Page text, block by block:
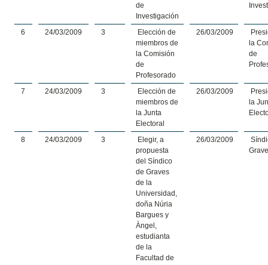
de
Investigación
6 24/03/2009 3
Elección de
miembros de
la Comisión
de
Profesorado
26/03/2009
la
de
7 24/03/2009 3
Elección de
miembros de
la Junta
Electoral
26/03/2009
la
8 24/03/2009 3
Elegir, a
propuesta
del Síndico
de Graves
de la
Universidad,
doña Núria
Bargues y
Àngel,
estudianta
de la
Facultad de
26/03/2009